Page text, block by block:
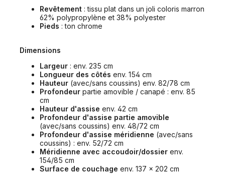
Revêtement : tissu plat dans un joli coloris marron
62% polypropylène et 38% polyester
Pieds : ton chrome
Dimensions
Largeur : env. 235 cm
Longueur des côtés env. 154 cm
Hauteur (avec/sans coussins) env. 82/78 cm
Profondeur partie amovible / canapé : env. 85
cm
Hauteur d'assise env. 42 cm
Profondeur d'assise partie amovible
(avec/sans coussins) env. 48/72 cm
Profondeur d'assise méridienne (avec/sans
coussins) : env. 52/72 cm
Méridienne avec accoudoir/dossier env.
154/85 cm
Surface de couchage env. 137 x 202 cm